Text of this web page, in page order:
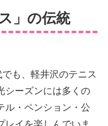
」の伝統
も、軽井沢のテニス
シーズンには多くの
ル・ペンション・公